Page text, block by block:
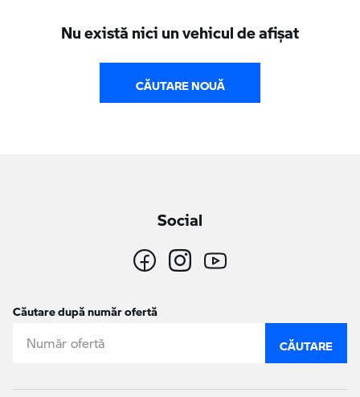
Nu există nici un vehicul de afişat
CĂUTARE NOUĂ
Social
Căutare după număr ofertă
CĂUTARE